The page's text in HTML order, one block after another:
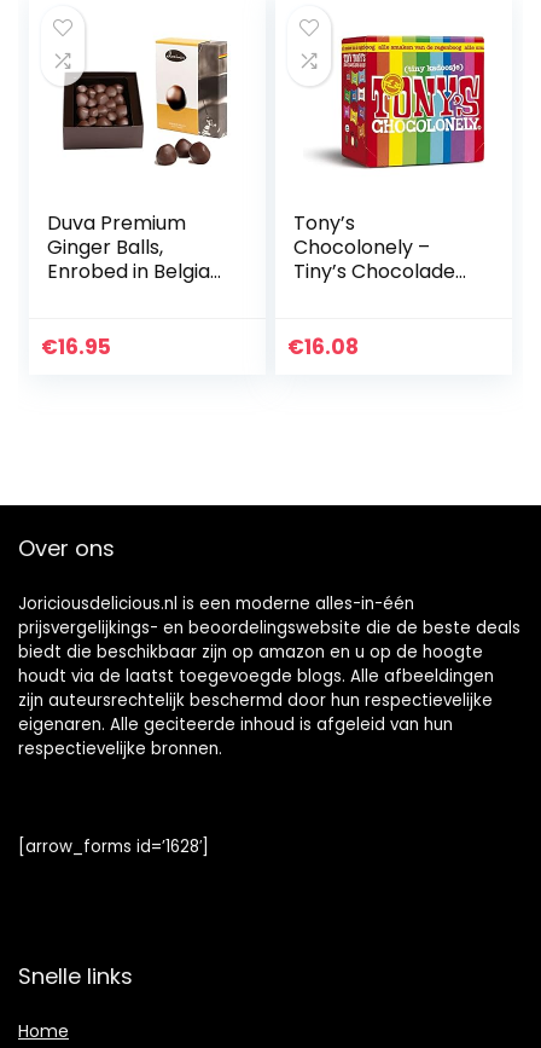
Duva Premium
Ginger Balls,
Enrobed in Belgian
€16.95
Tony’s
Chocolonely –
Tiny’s Chocolade
Uitdeel
€16.08
Over ons
Joriciousdelicious.nl is een moderne alles-in-één
prijsvergelijkings- en beoordelingswebsite die de beste deals
biedt die beschikbaar zijn op amazon en u op de hoogte
houdt via de laatst toegevoegde blogs. Alle afbeeldingen
zijn auteursrechtelijk beschermd door hun respectievelijke
eigenaren. Alle geciteerde inhoud is afgeleid van hun
respectievelijke bronnen.
[arrow_forms id=’1628′]
Snelle links
Home